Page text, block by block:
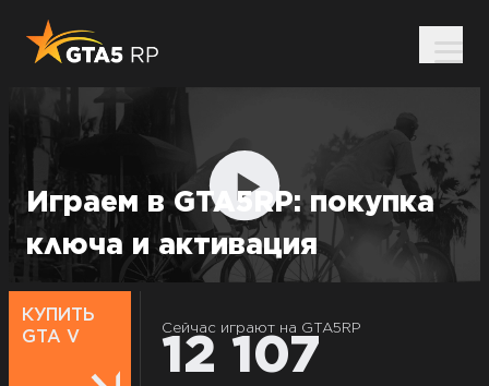
Играем в GTA5RP: покупка
ключа и активация
КУПИТЬ
GTA V
Сейчас играют на GTA5RP
12 107